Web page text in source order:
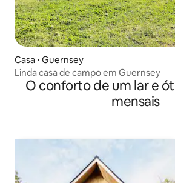
Casa ⋅ Guernsey
Linda casa de campo em Guernsey
O conforto de um lar e
mensais